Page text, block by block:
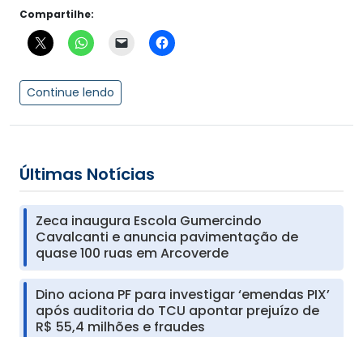
Compartilhe:
Continue lendo
Últimas Notícias
Zeca inaugura Escola Gumercindo
Cavalcanti e anuncia pavimentação de
quase 100 ruas em Arcoverde
Dino aciona PF para investigar ‘emendas PIX’
após auditoria do TCU apontar prejuízo de
R$ 55,4 milhões e fraudes